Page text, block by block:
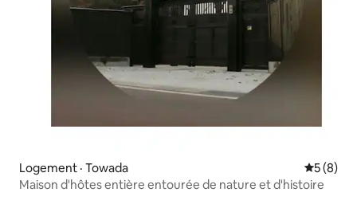
Logement · Towada Note
5 (8)
Maison d'hôtes entière entourée de nature et d'histoire